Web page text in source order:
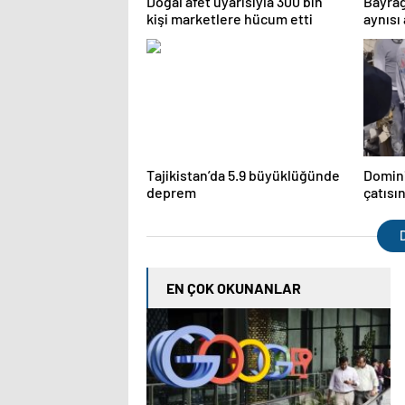
kişi marketlere hücum etti
Tajikistan’da 5.9 büyüklüğünde
deprem
EN ÇOK OKUNANLAR